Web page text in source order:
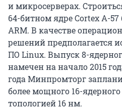
и микросерверах.
64-битном ядре Cortex А-
ARM. В качестве
решений предполагается
ПО Linux. Выпуск 8-
намечен на начало 2015
года Минпромторг
более мощного 16-
топологией 16 нм.